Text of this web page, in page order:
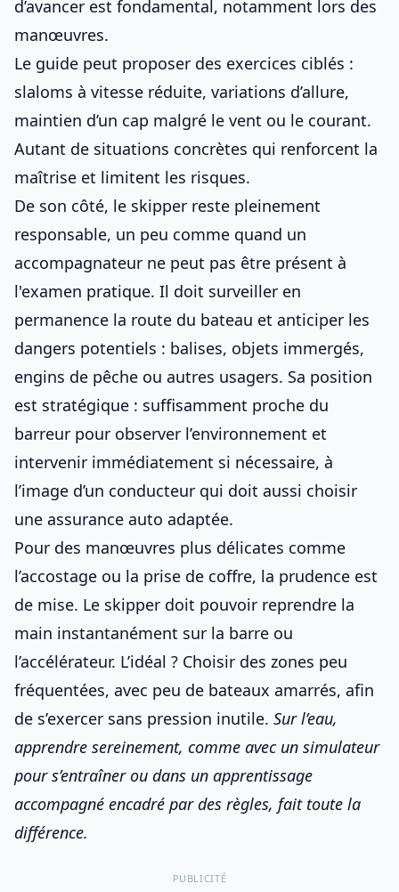
d’avancer est fondamental, notamment lors des
manœuvres.
Le guide peut proposer des exercices ciblés :
slaloms à vitesse réduite, variations d’allure,
maintien d’un cap malgré le vent ou le courant.
Autant de situations concrètes qui renforcent la
maîtrise et limitent les risques.
De son côté, le skipper reste pleinement
responsable, un peu comme quand un
accompagnateur ne peut pas être présent à
l'examen pratique. Il doit surveiller en
permanence la route du bateau et anticiper les
dangers potentiels : balises, objets immergés,
engins de pêche ou autres usagers. Sa position
est stratégique : suffisamment proche du
barreur pour observer l’environnement et
intervenir immédiatement si nécessaire, à
l’image d’un conducteur qui doit aussi choisir
une assurance auto adaptée.
Pour des manœuvres plus délicates comme
l’accostage ou la prise de coffre, la prudence est
de mise. Le skipper doit pouvoir reprendre la
main instantanément sur la barre ou
l’accélérateur. L’idéal ? Choisir des zones peu
fréquentées, avec peu de bateaux amarrés, afin
de s’exercer sans pression inutile. Sur l’eau,
apprendre sereinement, comme avec un simulateur
pour s’entraînerou dans un apprentissage
accompagné encadré par des règles, fait toute la
différence.
PUBLICITÉ